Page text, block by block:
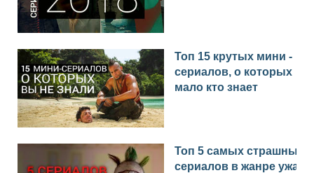
Топ 15 крутых мини -
сериалов, о которых
мало кто знает
Топ 5 самых страшных
сериалов в жанре ужасы